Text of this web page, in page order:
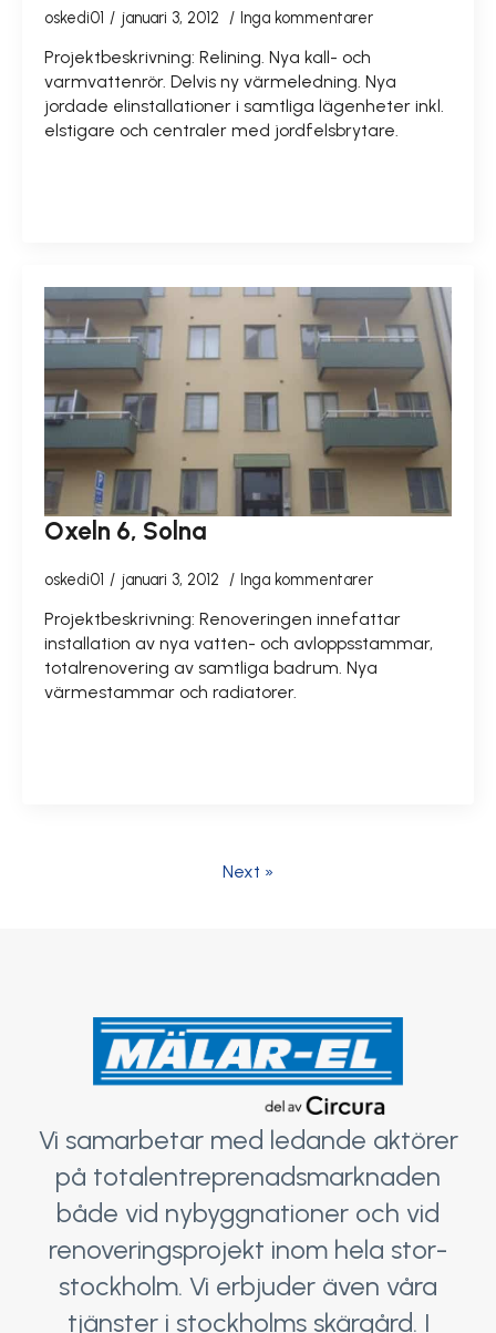
oskedi01 januari 3, 2012 Inga kommentarer
Projektbeskrivning: Relining. Nya kall- och
varmvattenrör. Delvis ny värmeledning. Nya
jordade elinstallationer i samtliga lägenheter inkl.
elstigare och centraler med jordfelsbrytare.
Oxeln 6, Solna
oskedi01 januari 3, 2012 Inga kommentarer
Projektbeskrivning: Renoveringen innefattar
installation av nya vatten- och avloppsstammar,
totalrenovering av samtliga badrum. Nya
värmestammar och radiatorer.
Next »
Vi samarbetar med ledande aktörer
på totalentreprenadsmarknaden
både vid nybyggnationer och vid
renoveringsprojekt inom hela stor-
stockholm. Vi erbjuder även våra
tjänster i stockholms skärgård. I